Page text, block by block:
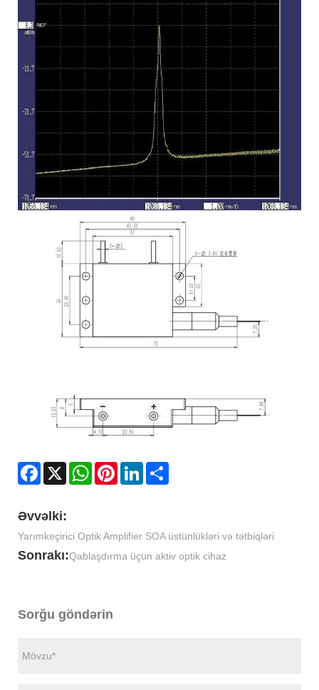
Facebook
X WhatsAppPinterestLinkedIn
Əvvəlki:
Yarımkeçirici Optik Amplifier SOA üstünlükləri və tətbiqləri
Sonrakı:Qablaşdırma üçün aktiv optik cihaz
Sorğu göndərin